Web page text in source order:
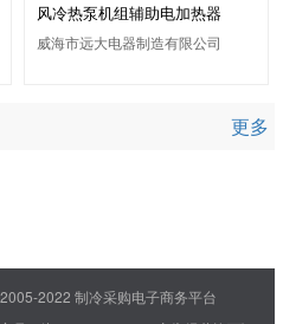
风冷热泵机组辅助电加热器
威海市远大电器制造有限公司
更多
2022 制冷采购电子商务平台